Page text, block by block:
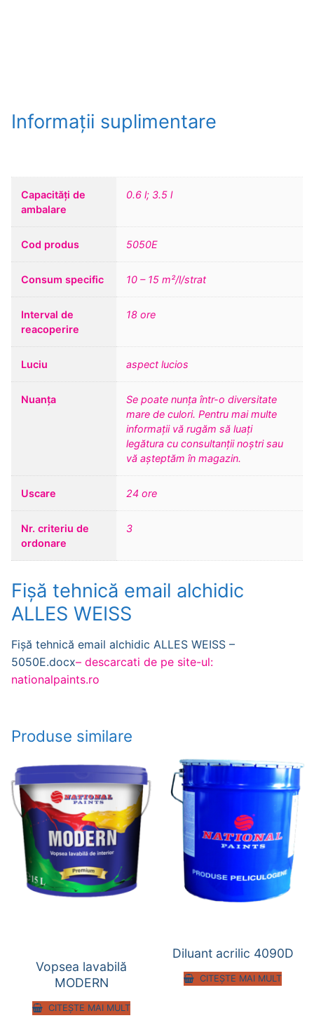
Informații suplimentare
Capacități de
ambalare
0.6 l; 3.5 l
Cod produs 5050E
Consum specific 10 – 15 m²/l/strat
Interval de
reacoperire
18 ore
Luciu aspect lucios
Nuanța
Se poate nunța într-o diversitate
mare de culori. Pentru mai multe
informații vă rugăm să luați
legătura cu consultanții noștri sau
vă așteptăm în magazin.
Uscare 24 ore
Nr. criteriu de
ordonare
3
Fișă tehnică email alchidic
ALLES WEISS
Fișă tehnică email alchidic ALLES WEISS –
5050E.docx– descarcati de pe site-ul:
nationalpaints.ro
Produse similare
Vopsea lavabilă
MODERN
CITEȘTE MAI MULT
Diluant acrilic 4090D
CITEȘTE MAI MULT